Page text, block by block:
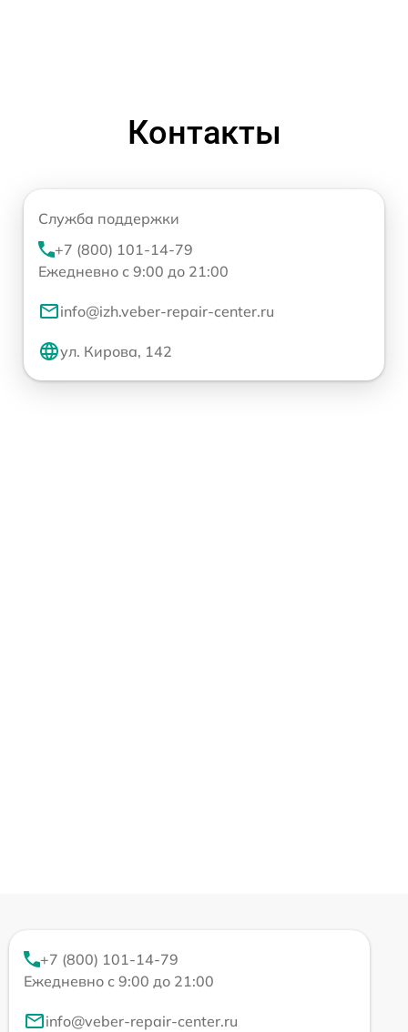
Контакты
Служба поддержки
+7 (800) 101-14-79
Ежедневно с 9:00 до 21:00
info@izh.veber-repair-center.ru
ул. Кирова, 142
+7 (800) 101-14-79
Ежедневно с 9:00 до 21:00
info@veber-repair-center.ru